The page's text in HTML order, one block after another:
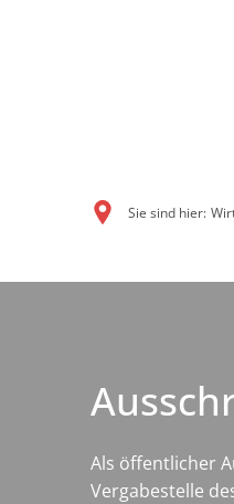
Sie sind hier:
Als öffentlicher
Vergabestelle